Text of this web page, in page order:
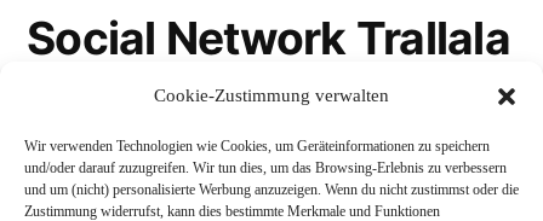
Cookie-Zustimmung verwalten
Wir verwenden Technologien wie Cookies, um Geräteinformationen zu speichern
und/oder darauf zuzugreifen. Wir tun dies, um das Browsing-Erlebnis zu verbessern
und um (nicht) personalisierte Werbung anzuzeigen. Wenn du nicht zustimmst oder die
Zustimmung widerrufst, kann dies bestimmte Merkmale und Funktionen
Social Network Trallala
LinkedIn
Mastodon